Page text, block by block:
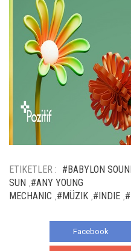
ETIKETLER : #BABYLON
SUN #ANY YOUNG
MECHANIC #MÜZIK #INDIE
Facebook